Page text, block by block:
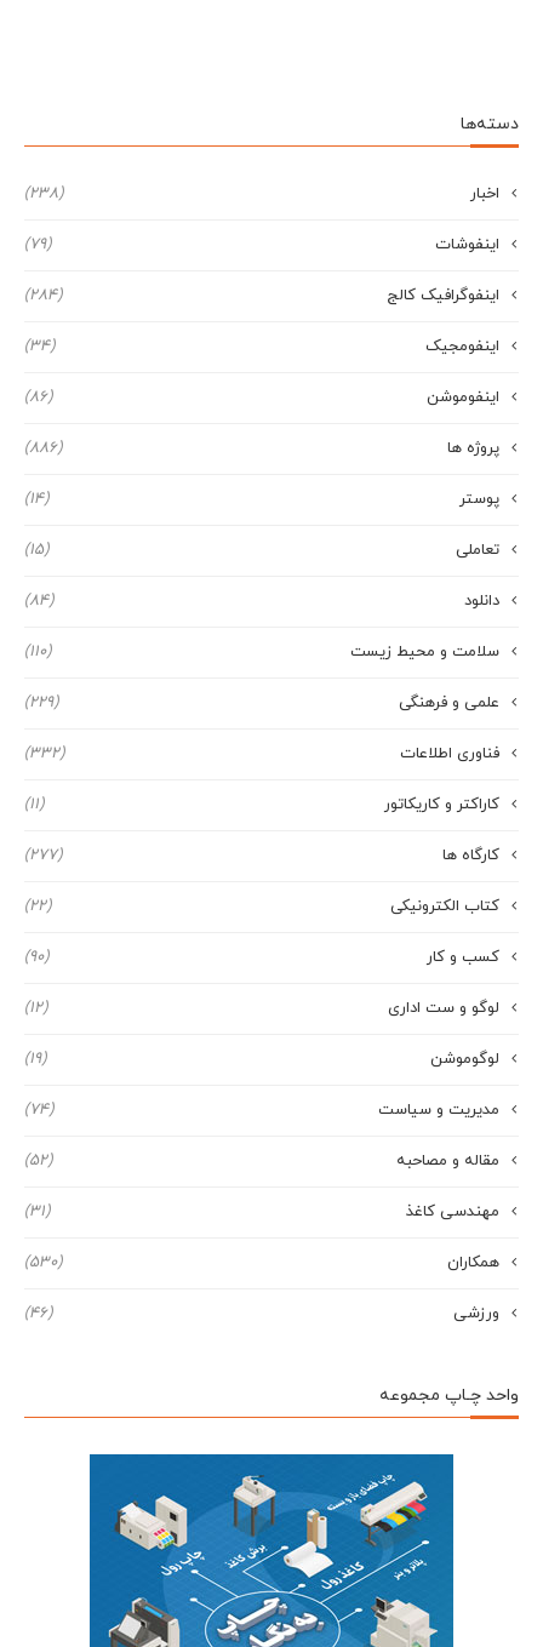
دسته‌ها
اخبار (238)
اینفوشات (79)
اینفوگرافیک کالج (284)
اینفومجیک (34)
اینفوموشن (86)
پروژه ها (886)
پوستر (14)
تعاملی (15)
دانلود (84)
سلامت و محیط زیست (110)
علمی و فرهنگی (229)
فناوری اطلاعات (332)
کاراکتر و کاریکاتور (11)
کارگاه ها (277)
کتاب الکترونیکی (22)
کسب و کار (90)
لوگو و ست اداری (12)
لوگوموشن (19)
مدیریت و سیاست (74)
مقاله و مصاحبه (52)
مهندسی کاغذ (31)
همکاران (530)
ورزشی (46)
واحد چـاپ مجموعه